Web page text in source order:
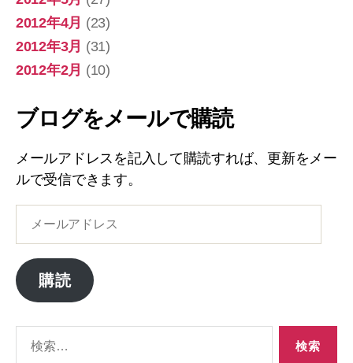
2012年4月 (23)
2012年3月 (31)
2012年2月 (10)
ブログをメールで購読
メールアドレスを記入して購読すれば、更新をメー
ルで受信できます。
ア
ド
ス
購読